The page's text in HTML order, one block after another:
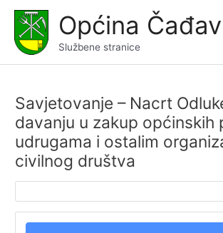
content
Općina
Službene stranice
Savjetovanje – Nacrt
davanju u zakup općinskih
udrugama i ostalim
civilnog društva